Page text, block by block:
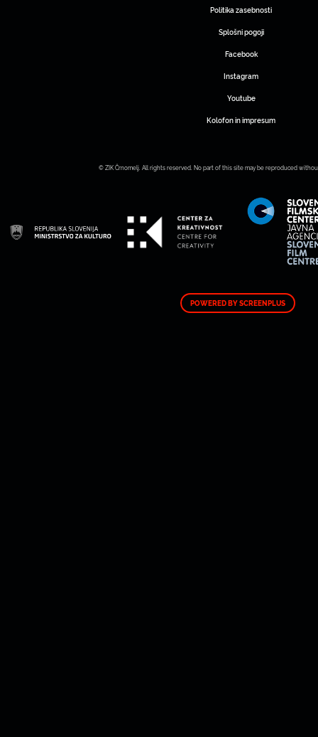
Politika zasebnosti
Splošni pogoji
Facebook
Instagram
Youtube
Kolofon in impresum
© ZIK Črnomelj. All rights reserved. No part of this site may be reproduced
POWERED BY SCREENPLUS